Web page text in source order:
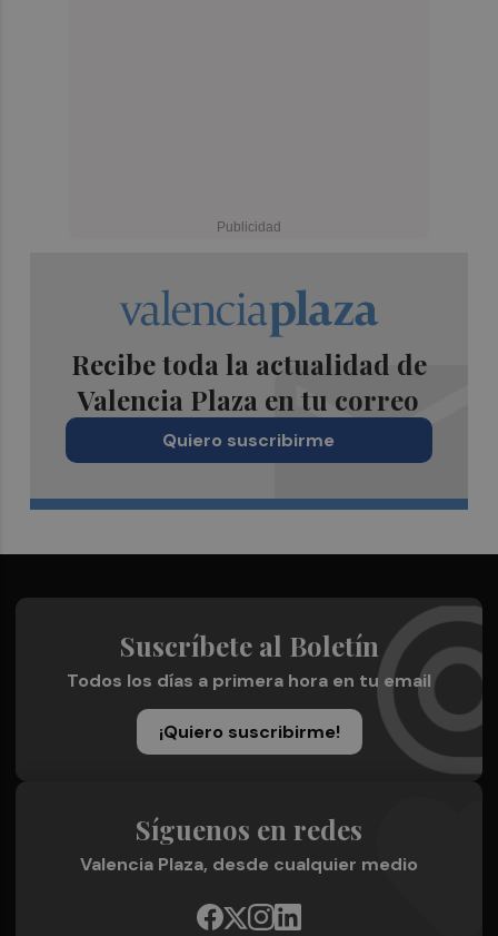
Recibe toda la actualidad de
Valencia Plaza en tu correo
Quiero suscribirme
Suscríbete al Boletín
Todos los días a primera hora en tu email
¡Quiero suscribirme!
Síguenos en redes
Valencia Plaza, desde cualquier medio